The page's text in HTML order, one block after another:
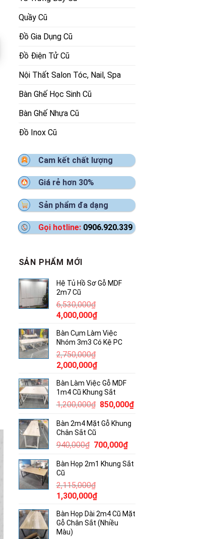
Quầy Cũ
Đồ Gia Dụng Cũ
Đồ Điện Tử Cũ
Nội Thất Salon Tóc, Nail, Spa
Bàn Ghế Học Sinh Cũ
Bàn Ghế Nhựa Cũ
Đồ Inox Cũ
Cam kết chất lượng
Giá rẻ hơn 30%
Sản phẩm đa dạng
Gọi hotline: 0906.920.339
SẢN PHẨM MỚI
Hệ Tủ Hồ Sơ Gỗ MDF
2m7 Cũ
6,530,000₫
Giá
là:
6,530,000₫.
4,000,000₫Giá
tại
là:
Bàn Cụm Làm Việc
Nhóm 3m3 Có Kệ PC
2,750,000₫
Giá
là:
2,750,000₫.
2,000,000₫Giá
tại
là:
2,000,000₫.
Bàn Làm Việc Gỗ MDF
1m4 Cũ Khung Sắt
1,200,000₫ Giá
là:
850,000₫Giá
Bàn 2m4 Mặt Gỗ Khung
Chân Sắt Cũ
940,000₫ Giá
là:
700,000₫Giá
tại
Bàn Họp 2m1 Khung Sắt
Cũ
2,115,000₫
Giá
là:
2,115,000₫.
1,300,000₫Giá
tại
là:
Bàn Họp Dài 2m4 Cũ Mặt
Gỗ Chân Sắt (Nhiều
Màu)